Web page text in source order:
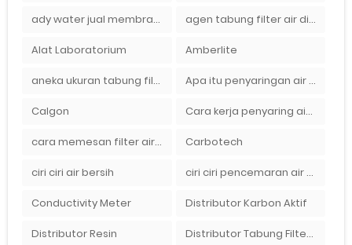
ady water jual membran ro 2000 gpd harganya sangat murah agen tabung filter air di bandung
Alat Laboratorium Amberlite
aneka ukuran tabung filter air Apa itu penyaringan air secara umum
Calgon Cara kerja penyaring air Ady Water dengan tabung FRP berisikan lapisan media filter air
cara memesan filter air Ady Wate Carbotech
ciri ciri air bersih ciri ciri pencemaran air sumur bor di rumah
Conductivity Meter Distributor Karbon Aktif
Distributor Resin Distributor Tabung Filter Air FRP1054 di Bandung